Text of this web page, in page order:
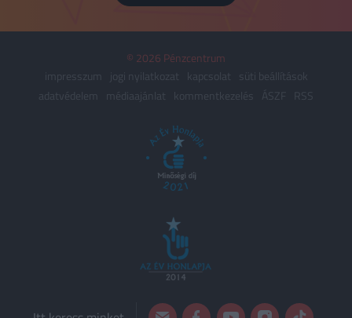
© 2026 Pénzcentrum
impresszum
jogi nyilatkozat kapcsolat
süti beállítások
adatvédelem
médiaajánlat kommentkezelés ÁSZF RSS